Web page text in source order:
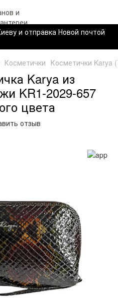
и отправка Новой почтой
Косметички Косметички Karya
Karya из
KR1-2029-657
цвета
отзыв